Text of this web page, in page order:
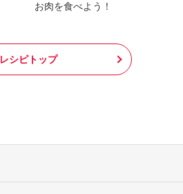
お肉を食べよう！
レシピトップ